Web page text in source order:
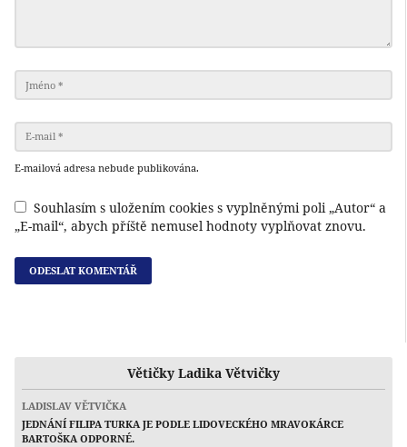
E-mailová adresa nebude publikována.
Souhlasím s uložením cookies s vyplněnými poli „Autor“ a
„E-mail“, abych příště nemusel hodnoty vyplňovat znovu.
Větičky Ladika Větvičky
LADISLAV VĚTVIČKA
JEDNÁNÍ FILIPA TURKA JE PODLE LIDOVECKÉHO MRAVOKÁRCE
BARTOŠKA ODPORNÉ.